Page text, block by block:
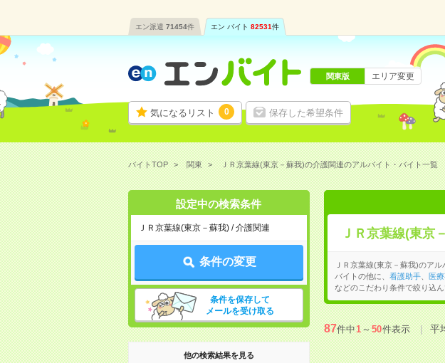
エン派遣 71454件 エン バイト 82531件
気になるリスト 0 保存した希望条件
関東版 エリア変更
バイトTOP 関東 ＪＲ京葉線(東京－蘇我)の介護関連のアルバイト・バイト一覧
設定中の検索条件
ＪＲ京葉線(東京－蘇我) / 介護関連
条件の変更
条件を保存して
メールを受け取る
他の検索結果を見る
ＪＲ京葉線(東京
ＪＲ京葉線(東京－蘇我)のアル
バイトの他に、 看護助手、 医
などのこだわり条件で絞り込ん
87件中1～50件表示 平